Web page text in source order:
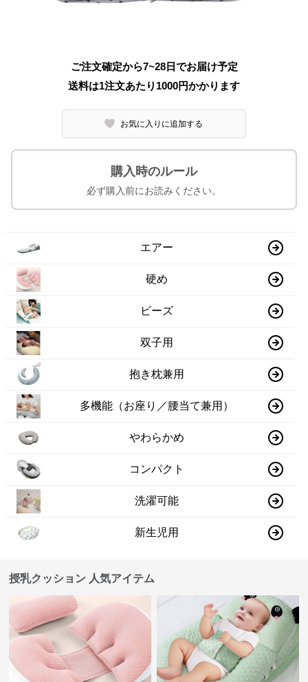
ご注文確定から7~28日でお届け予定
送料は1注文あたり 1000円かかります
お気に入りに追加する
購入時のルール
必ず購入前にお読みください。
エアー
硬め
ビーズ
双子用
抱き枕兼用
多機能（お座り／腰当て兼用）
やわらかめ
コンパクト
洗濯可能
新生児用
授乳クッション 人気アイテム